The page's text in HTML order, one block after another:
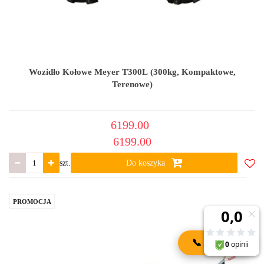
📞 KONTAKT
Wozidło Kołowe Meyer T300L (300kg, Kompaktowe,
Terenowe)
6199.00
6199.00
szt. Do koszyka
PROMOCJA